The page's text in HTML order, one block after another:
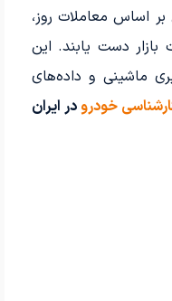
اساس معاملات روز،
بازار دست یابند. این
ماشینی و داده‌های
خودرودر ایران